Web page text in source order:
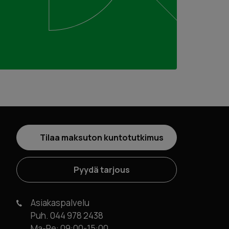
Tilaa maksuton kuntotutkimus
Pyydä tarjous
Asiakaspalvelu
Puh. 044 978 2438